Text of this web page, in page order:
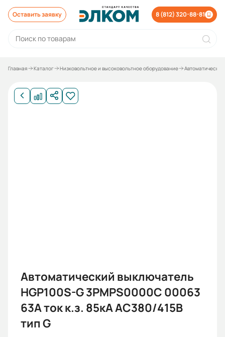
Оставить заявку 8 (812) 320-88-81
Главная Каталог Низковольтное и высоковольтное оборудование
Автоматический выключатель
HGP100S-G 3PMPS0000C 00063
63А ток к.з. 85кА АС380/415В
тип G